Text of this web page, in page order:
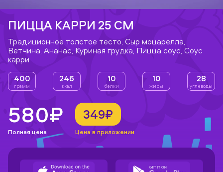
ПИЦЦА КАРРИ 25 СМ
Традиционное толстое тесто, Сыр моцарелла,
Ветчина, Ананас, Куриная грудка, Пицца соус, Соус
карри
400
грамм
246
ккал
10
белки
10
жиры
28
углеводы
580₽
Полная цена
349₽
Цена в приложении